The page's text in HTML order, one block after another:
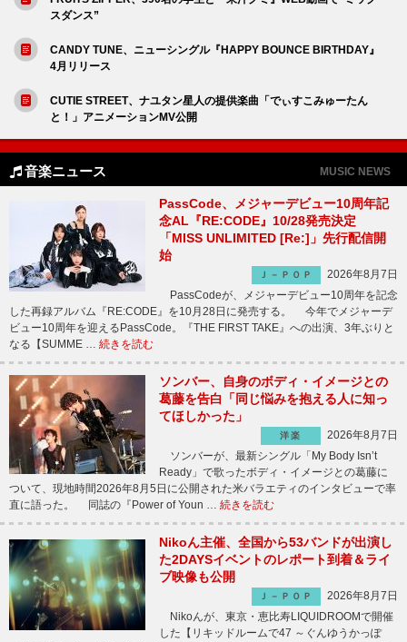
スダンス”
CANDY TUNE、ニューシングル『HAPPY BOUNCE BIRTHDAY』
4月リリース
CUTIE STREET、ナユタン星人の提供楽曲「でぃすこみゅーたん
と！」アニメーションMV公開
音楽ニュース MUSIC NEWS
PassCode、メジャーデビュー10周年記
念AL『RE:CODE』10/28発売決定
「MISS UNLIMITED [Re:]」先行配信開
始
Ｊ－ＰＯＰ
2026年8月7日
PassCodeが、メジャーデビュー10周年を記念
した再録アルバム『RE:CODE』を10月28日に発売する。 今年でメジャーデ
ビュー10周年を迎えるPassCode。『THE FIRST TAKE』への出演、3年ぶりと
なる【SUMME … 続きを読む
ソンバー、自身のボディ・イメージとの
葛藤を告白「同じ悩みを抱える人に知っ
てほしかった」
洋楽
2026年8月7日
ソンバーが、最新シングル「My Body Isn’t
Ready」で歌ったボディ・イメージとの葛藤に
ついて、現地時間2026年8月5日に公開された米バラエティのインタビューで率
直に語った。 同誌の『Power of Youn … 続きを読む
Nikoん主催、全国から53バンドが出演し
た2DAYSイベントのレポート到着＆ライ
ブ映像も公開
Ｊ－ＰＯＰ
2026年8月7日
Nikoんが、東京・恵比寿LIQUIDROOMで開催
した【リキッドルームで47 ～ぐんゆうかっぽ